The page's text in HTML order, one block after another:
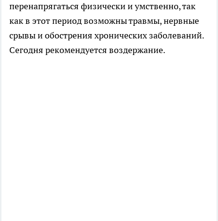
перенапрягаться физически и умственно, так
как в этот период возможны травмы, нервные
срывы и обострения хронических заболеваний.
Сегодня рекомендуется воздержание.